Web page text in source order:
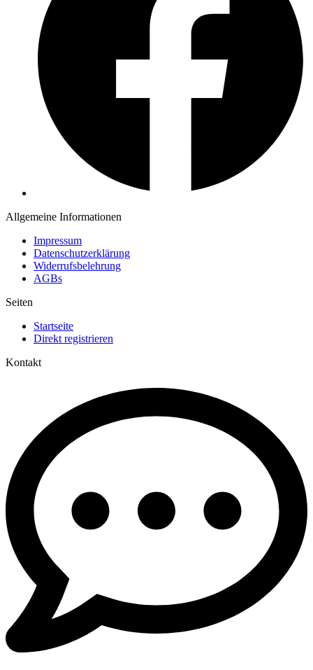
Allgemeine Informationen
Impressum
Datenschutzerklärung
Widerrufsbelehrung
AGBs
Seiten
Startseite
Direkt registrieren
Kontakt